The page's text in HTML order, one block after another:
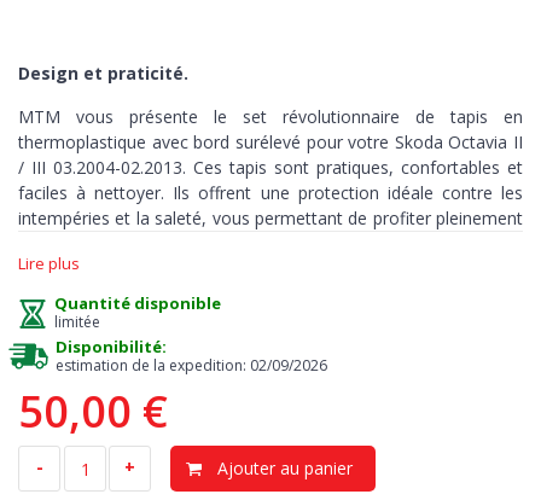
Design et praticité.
MTM vous présente le set révolutionnaire de tapis en
thermoplastique avec bord surélevé pour votre Skoda Octavia II
/ III 03.2004-02.2013. Ces tapis sont pratiques, confortables et
faciles à nettoyer. Ils offrent une protection idéale contre les
intempéries et la saleté, vous permettant de profiter pleinement
représentent la solution parfaite pour couvrir chaque coin de
l'habitacle de votre véhicule.
> La matière en thermoplastique TPE de haute
qualité et la forme surélevée assurent une protection complète.
Les bords du set sont hauts pour éviter les fuites de liquides et
de saleté, les maintenant à l'intérieur des tapis. Le sol reste ainsi
sec et propre, éliminant le risque de mauvaises odeurs et de
Lire plus
Quantité disponible
limitée
Disponibilité:
estimation de la expedition: 02/09/2026
50,00 €
- + Ajouter au panier